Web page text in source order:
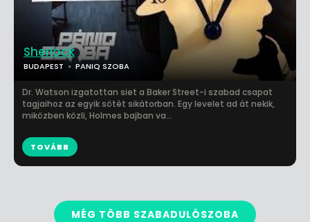
Sherlock
BUDAPEST PANIQ SZOBA
Dr. Watson izgatottan siet a Baker Street-i szabad csapat
tagjaihoz az egyik sötét sikátorban. Egy levelet ad át nekik,
miközben közli, Holmes bajban va...
TOVÁBB
MÉG TÖBB SZABADULÓSZOBA